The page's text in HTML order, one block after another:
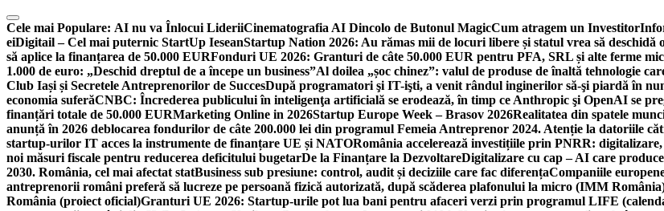
Skip
to
content
Cele mai Populare: AI nu va Înlocui LideriiCinematografia AI Dincolo de Butonul MagicCum atragem un Investitor
eiDigitail – Cel mai puternic StartUp IeseanStartup Nation 2026: Au rămas mii de locuri libere și statul vrea să
să aplice la finanțarea de 50.000 EURFonduri UE 2026: Granturi de câte 50.000 EUR pentru PFA, SRL și alte ferme
1.000 de euro: „Deschid dreptul de a începe un business”Al doilea „șoc chinez”: valul de produse de înaltă tehnologie
Club Iași și Secretele Antreprenorilor de SuccesDupă programatori şi IT-işti, a venit rândul inginerilor să-şi piardă în
economia suferăCNBC: Încrederea publicului în inteligenţa artificială se erodează, în timp ce Anthropic şi OpenAI se
finanțări totale de 50.000 EURMarketing Online in 2026Startup Europe Week – Brasov 2026Realitatea din spatele
anunță în 2026 deblocarea fondurilor de câte 200.000 lei din programul Femeia Antreprenor 2024. Atenție la datoriile
startup-urilor IT acces la instrumente de finanțare UE și NATORomânia accelerează investițiile prin PNRR:
noi măsuri fiscale pentru reducerea deficitului bugetarDe la Finanțare la DezvoltareDigitalizare cu cap – AI care
2030. România, cel mai afectat statBusiness sub presiune: control, audit și deciziile care fac diferențaCompaniile
antreprenorii români preferă să lucreze pe persoană fizică autorizată, după scăderea plafonului la micro (IMM
România (proiect oficial)Granturi UE 2026: Startup-urile pot lua bani pentru afaceri verzi prin programul LIFE